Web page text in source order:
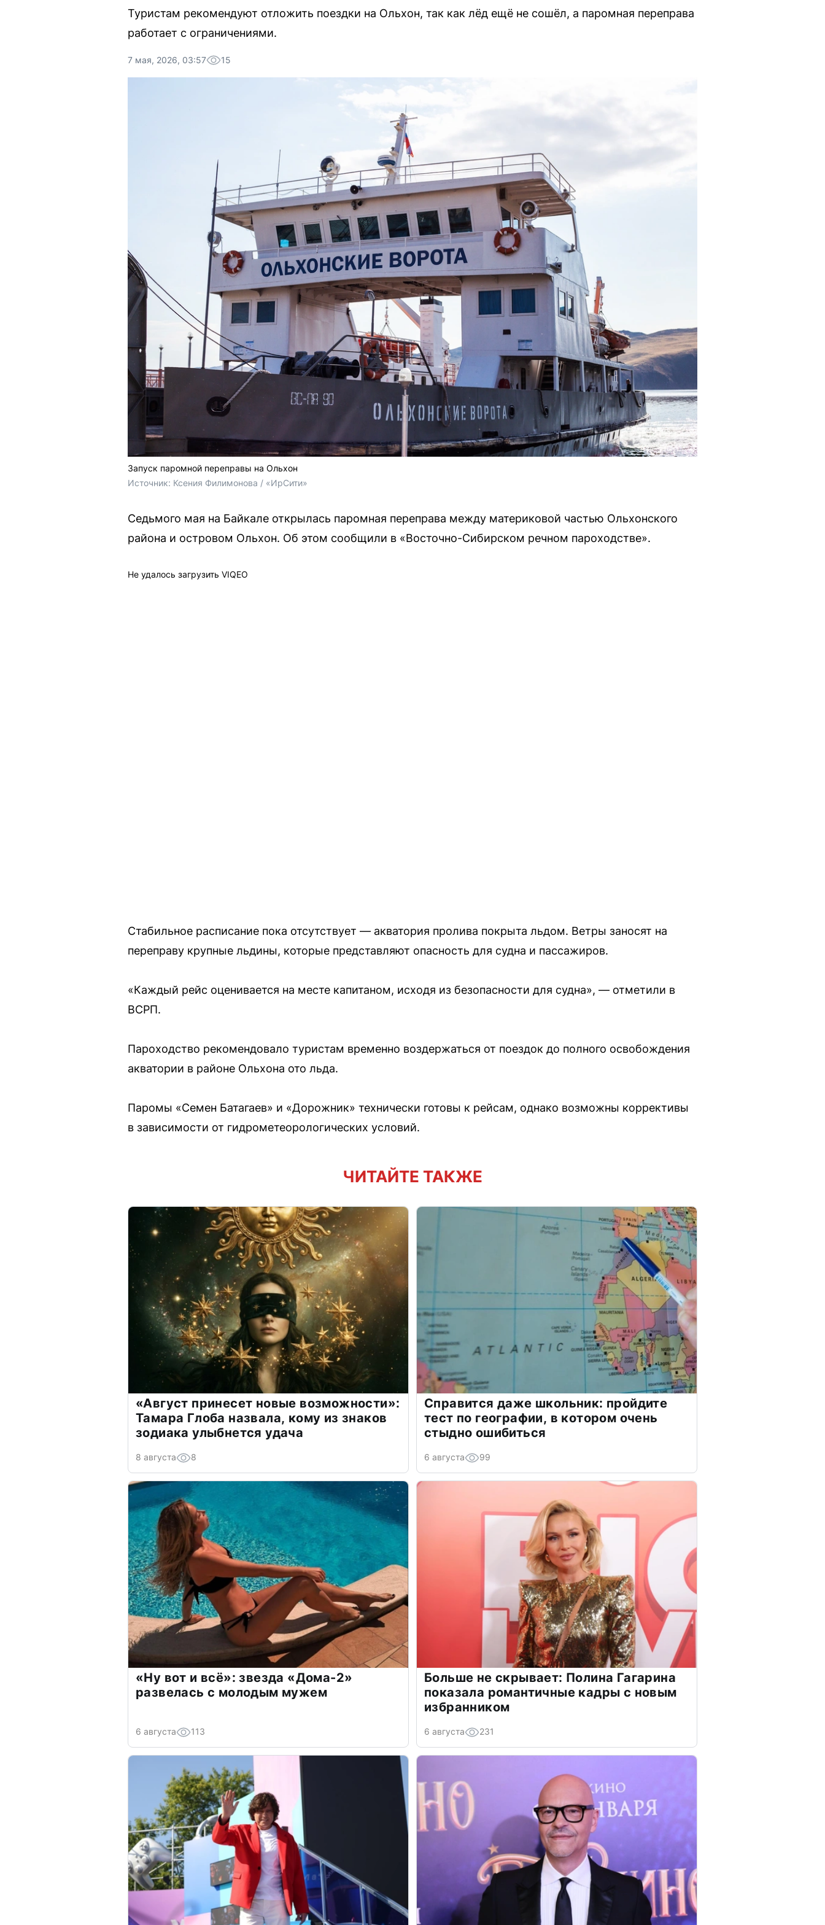
Туристам рекомендуют отложить поездки на Ольхон, так как лёд ещё не сошёл, а паромная переправа
работает с ограничениями.
7 мая, 2026, 03:57 15
Запуск паромной переправы на Ольхон
Источник: Ксения Филимонова / «ИрСити»
Седьмого мая на Байкале открылась паромная переправа между материковой частью Ольхонского
района и островом Ольхон. Об этом сообщили в «Восточно-Сибирском речном пароходстве».
Не удалось загрузить VIQEO
Стабильное расписание пока отсутствует — акватория пролива покрыта льдом. Ветры заносят на
переправу крупные льдины, которые представляют опасность для судна и пассажиров.
«Каждый рейс оценивается на месте капитаном, исходя из безопасности для судна», — отметили в
ВСРП.
Пароходство рекомендовало туристам временно воздержаться от поездок до полного освобождения
акватории в районе Ольхона ото льда.
Паромы «Семен Батагаев» и «Дорожник» технически готовы к рейсам, однако возможны коррективы
в зависимости от гидрометеорологических условий.
ЧИТАЙТЕ ТАКЖЕ
«Август принесет новые возможности»:
Тамара Глоба назвала, кому из знаков
зодиака улыбнется удача
8 августа 8
Справится даже школьник: пройдите
тест по географии, в котором очень
стыдно ошибиться
6 августа 99
«Ну вот и всё»: звезда «Дома-2»
развелась с молодым мужем
6 августа 113
Больше не скрывает: Полина Гагарина
показала романтичные кадры с новым
избранником
6 августа 231